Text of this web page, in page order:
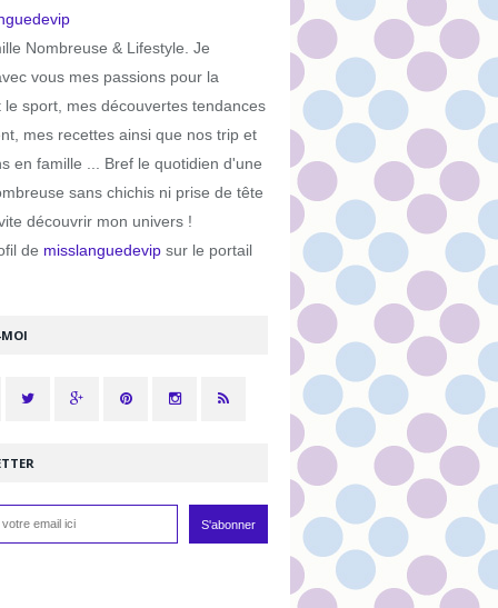
Nombreuse & Lifestyle. Je
vous mes passions pour la
le sport, mes découvertes tendances
mes recettes ainsi que nos trip et
en famille ... Bref le quotidien d'une
sans chichis ni prise de tête
découvrir mon univers !
de misslanguedevip sur le portail